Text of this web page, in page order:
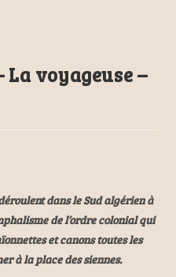
La voyageuse –
dans le Sud algérien à
de l’ordre colonial qui
et canons toutes les
à la place des siennes.